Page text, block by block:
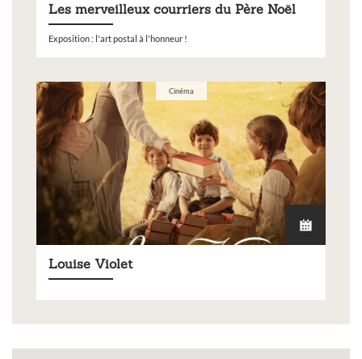
Les merveilleux courriers du Père Noël
Exposition : l'art postal à l'honneur !
Cinéma
Louise Violet